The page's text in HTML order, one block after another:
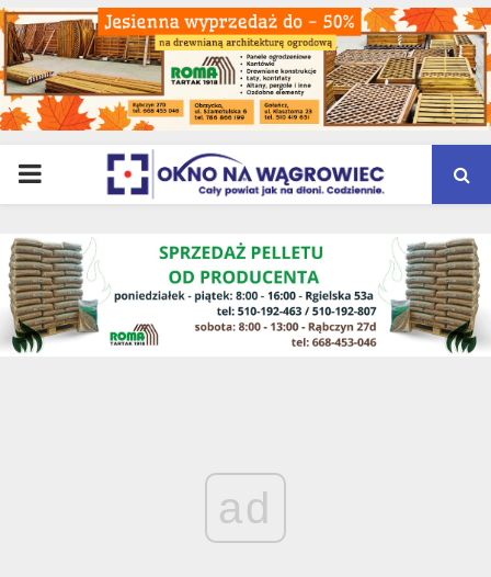
PRIMARY
MENU
ad